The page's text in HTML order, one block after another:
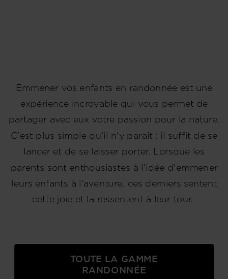
Emmener vos enfants en randonnée est une
expérience incroyable qui vous permet de
partager avec eux votre passion pour la nature.
C'est plus simple qu'il n'y paraît : il suffit de se
lancer et de se laisser porter. Lorsque les
parents sont enthousiastes à l'idée d'emmener
leurs enfants à l'aventure, ces derniers sentent
cette joie et la ressentent à leur tour.
TOUTE LA GAMME
RANDONNÉE